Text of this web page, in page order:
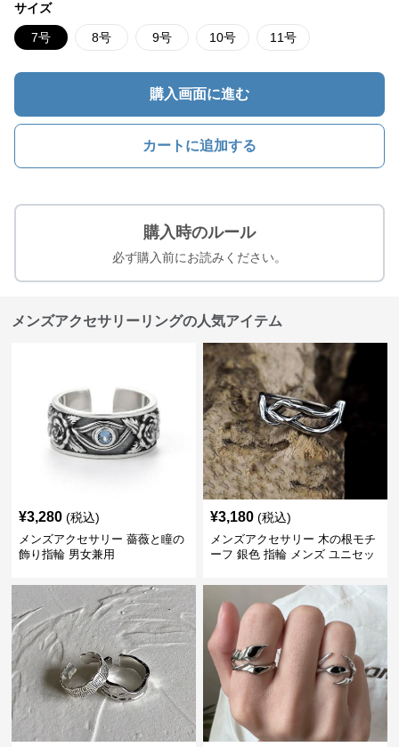
サイズ
7号 8号 9号 10号 11号
購入画面に進む
カートに追加する
購入時のルール
必ず購入前にお読みください。
メンズアクセサリーリングの人気アイテム
¥3,280 (税込)
メンズアクセサリー 薔薇と瞳の
飾り指輪 男女兼用
¥3,180 (税込)
メンズアクセサリー 木の根モチ
ーフ 銀色 指輪 メンズ ユニセッ